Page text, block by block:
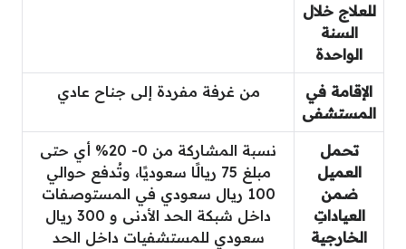
للعلاج خلال
السنة
الواحدة
الإقامة في
المستشفى
من غرفة مفردة إلى جناح عادي
تحمل
العميل
ضمن
العياداتِ
الخارجية
نسبة المشاركة من 0- 20% أي حتى
مبلغ 75 ريالًا سعوديًا، وتُدفع حوالي
100 ريال سعودي في المستوصفات
داخل شبكة الحد الأدنى و 300 ريال
سعودي للمستشفيات داخل الحد